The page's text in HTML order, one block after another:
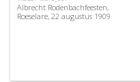
Albrecht Rodenbachfeesten,
Roeselare, 22 augustus 1909